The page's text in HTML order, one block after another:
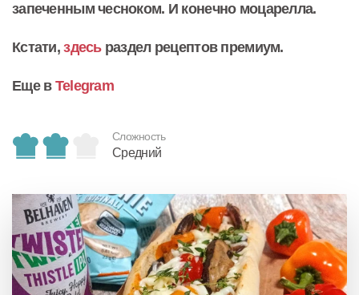
запеченным чесноком. И конечно моцарелла.
Кстати,здесьраздел рецептов премиум.
Еще в Telegram
Сложность
Средний